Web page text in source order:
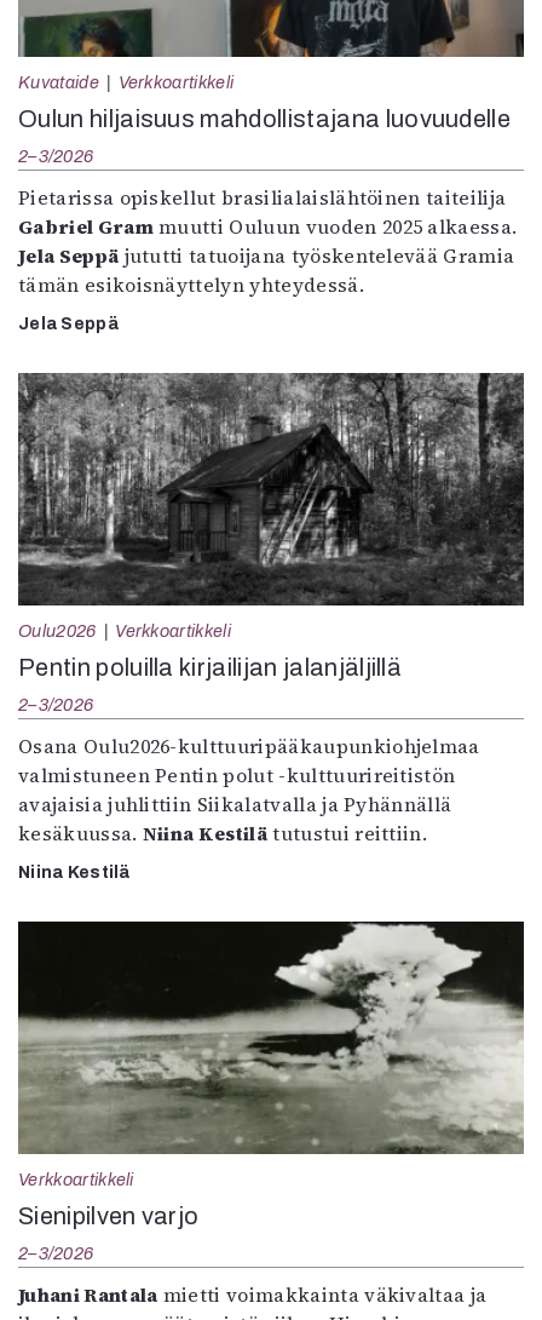
Kuvataide Verkkoartikkeli
Oulun hiljaisuus mahdollistajana luovuudelle
2–3/2026
Pietarissa opiskellut brasilialaislähtöinen taiteilija
Gabriel Grammuutti Ouluun vuoden 2025 alkaessa.
Jela Seppä jututti tatuoijana työskentelevää Gramia
tämän esikoisnäyttelyn yhteydessä.
Jela Seppä
Oulu2026 Verkkoartikkeli
Pentin poluilla kirjailijan jalanjäljillä
2–3/2026
Osana Oulu2026-kulttuuripääkaupunkiohjelmaa
valmistuneen Pentin polut -kulttuurireitistön
avajaisia juhlittiin Siikalatvalla ja Pyhännällä
kesäkuussa. Niina Kestilätutustui reittiin.
Niina Kestilä
Verkkoartikkeli
Sienipilven varjo
2–3/2026
Juhani Rantala mietti voimakkainta väkivaltaa ja